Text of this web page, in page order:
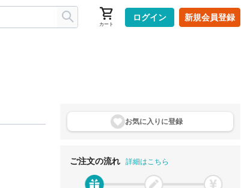
カート
ログイン 新規会員登録
お気に入りに登録
ご注文の流れ 詳細はこちら